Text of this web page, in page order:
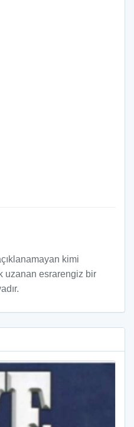
kimi
uzanan esrarengiz bir